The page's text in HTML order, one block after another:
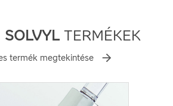
SOLVYLTERMÉKEK
termék megtekintése